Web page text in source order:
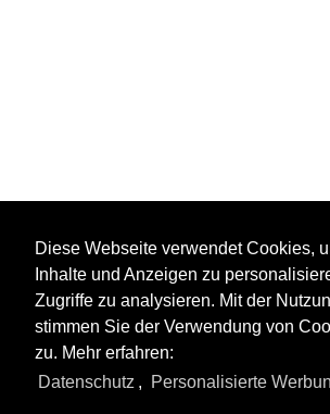
Diese Webseite verwendet Cookies,
Inhalte und Anzeigen zu
Zugriffe zu analysieren. Mit der
stimmen Sie der Verwendung von
zu. Mehr erfahren:
Datenschutz , Personalisierte